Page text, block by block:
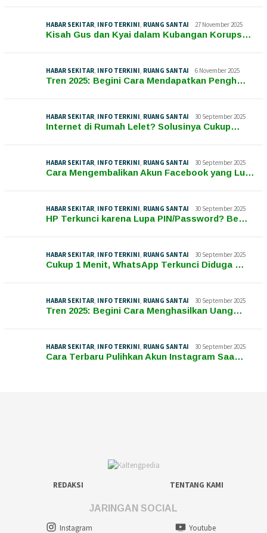
HABAR SEKITAR, INFO TERKINI, RUANG SANTAI 27 November 2025
Kisah Gus dan Kyai dalam Kubangan Korups…
HABAR SEKITAR, INFO TERKINI, RUANG SANTAI 6 November 2025
Tren 2025: Begini Cara Mendapatkan Pengh…
HABAR SEKITAR, INFO TERKINI, RUANG SANTAI 30 September 2025
Internet di Rumah Lelet? Solusinya Cukup…
HABAR SEKITAR, INFO TERKINI, RUANG SANTAI 30 September 2025
Cara Mengembalikan Akun Facebook yang Lu…
HABAR SEKITAR, INFO TERKINI, RUANG SANTAI 30 September 2025
HP Terkunci karena Lupa PIN/Password? Be…
HABAR SEKITAR, INFO TERKINI, RUANG SANTAI 30 September 2025
Cukup 1 Menit, WhatsApp Terkunci Diduga …
HABAR SEKITAR, INFO TERKINI, RUANG SANTAI 30 September 2025
Tren 2025: Begini Cara Menghasilkan Uang…
HABAR SEKITAR, INFO TERKINI, RUANG SANTAI 30 September 2025
Cara Terbaru Pulihkan Akun Instagram Saa…
REDAKSI TENTANG KAMI
JARINGAN SOCIAL
Instagram
Youtube